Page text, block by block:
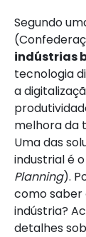
Segundo
indústrias
tecnologia
a
melhora da
Uma das
industrial é o
Planning).
como saber
indústria?
detalhes